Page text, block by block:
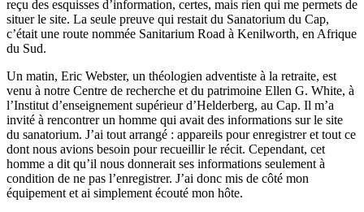
reçu des esquisses d’information, certes, mais rien qui me permets de
situer le site. La seule preuve qui restait du Sanatorium du Cap,
c’était une route nommée Sanitarium Road à Kenilworth, en Afrique
du Sud.
Un matin, Eric Webster, un théologien adventiste à la retraite, est
venu à notre Centre de recherche et du patrimoine Ellen G. White, à
l’Institut d’enseignement supérieur d’Helderberg, au Cap. Il m’a
invité à rencontrer un homme qui avait des informations sur le site
du sanatorium. J’ai tout arrangé : appareils pour enregistrer et tout ce
dont nous avions besoin pour recueillir le récit. Cependant, cet
homme a dit qu’il nous donnerait ses informations seulement à
condition de ne pas l’enregistrer. J’ai donc mis de côté mon
équipement et ai simplement écouté mon hôte.